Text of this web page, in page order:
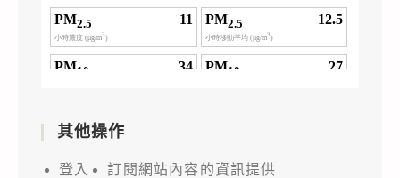
其他操作
登入
訂閱網站內容的資訊提供